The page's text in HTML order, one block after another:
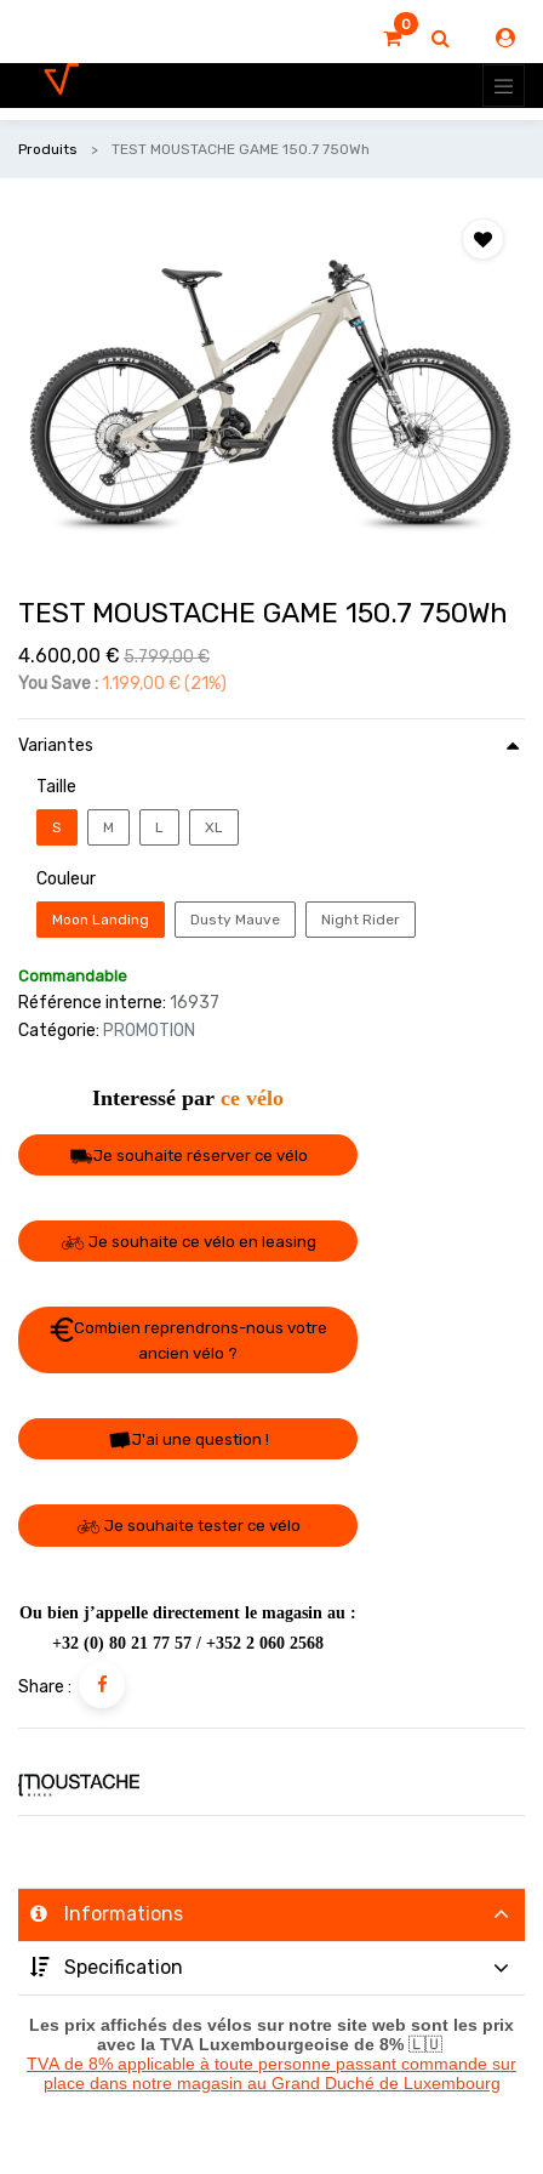
0
Produits TEST MOUSTACHE GAME 150.7 750Wh
TEST MOUSTACHE GAME 150.7 750Wh
4.600,00 € 5.799,00€
You Save :1.199,00 €(21%)
Variantes
Taille
S M L XL
Couleur
Moon Landing Dusty Mauve Night Rider
Commandable
Référence interne: 16937
Catégorie: PROMOTION
Interessé par ce vélo
Je souhaite réserver ce vélo
Je souhaite ce vélo en leasing
Combien reprendrons-nous votre
ancien vélo ?
J'ai une question !
Je souhaite tester ce vélo
Ou bien j’appelle directement le magasin au :
+32 (0) 80 21 77 57 / +352 2 060 2568
Share :
Informations
Specification
Les prix affichés des vélos sur notre site web sont les prix
avec la TVA Luxembourgeoise de 8% 🇱🇺
TVA de 8% applicable à toute personne passant commande sur
place dans notre magasin au Grand Duché de Luxembourg